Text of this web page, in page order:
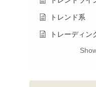
トレンド系
トレーディン